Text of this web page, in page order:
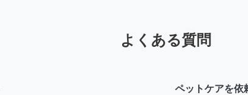
よくある質問
ペットケアを依